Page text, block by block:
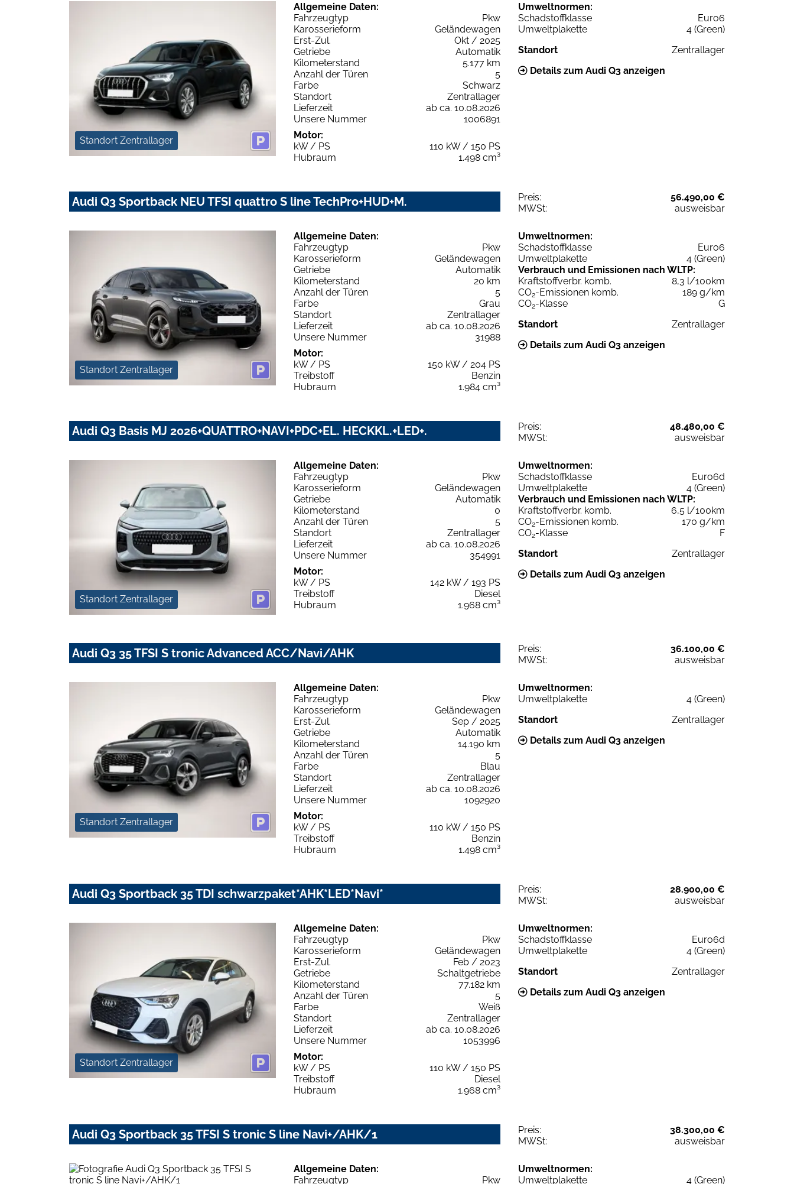
Standort Zentrallager
Allgemeine Daten:
Fahrzeugtyp
Pkw
Karosserieform
Geländewagen
Erst-Zul.
Okt / 2025
Getriebe
Automatik
Kilometerstand
5.177 km
Anzahl der Türen
5
Farbe
Schwarz
Standort
Zentrallager
Lieferzeit
ab ca. 10.08.2026
Unsere Nummer
1006891
Motor:
kW / PS
110 kW / 150 PS
Hubraum
1.498 cm³
Umweltnormen:
Schadstoffklasse
Euro6
Umweltplakette
4 (Green)
Standort
Zentrallager
Details zum Audi Q3 anzeigen
Audi Q3 Sportback NEU TFSI quattro S line TechPro+HUD+M. Preis:
56.490,00 €
MWSt:
ausweisbar
Standort Zentrallager
Allgemeine Daten:
Fahrzeugtyp
Pkw
Karosserieform
Geländewagen
Getriebe
Automatik
Kilometerstand
20 km
Anzahl der Türen
5
Farbe
Grau
Standort
Zentrallager
Lieferzeit
ab ca. 10.08.2026
Unsere Nummer
31988
Motor:
kW / PS
150 kW / 204 PS
Treibstoff
Benzin
Hubraum
1.984 cm³
Umweltnormen:
Schadstoffklasse
Euro6
Umweltplakette
4 (Green)
Verbrauch und Emissionen nach WLTP:
Kraftstoffverbr. komb.
8,3 l/100km
CO2-Emissionen komb.
189 g/km
CO2-Klasse
G
Standort
Zentrallager
Details zum Audi Q3 anzeigen
Audi Q3 Basis MJ 2026+QUATTRO+NAVI+PDC+EL. HECKKL.+LED+. Preis:
48.480,00 €
MWSt:
ausweisbar
Standort Zentrallager
Allgemeine Daten:
Fahrzeugtyp
Pkw
Karosserieform
Geländewagen
Getriebe
Automatik
Kilometerstand
0
Anzahl der Türen
5
Standort
Zentrallager
Lieferzeit
ab ca. 10.08.2026
Unsere Nummer
354991
Motor:
kW / PS
142 kW / 193 PS
Treibstoff
Diesel
Hubraum
1.968 cm³
Umweltnormen:
Schadstoffklasse
Euro6d
Umweltplakette
4 (Green)
Verbrauch und Emissionen nach WLTP:
Kraftstoffverbr. komb.
6,5 l/100km
CO2-Emissionen komb.
170 g/km
CO2-Klasse
F
Standort
Zentrallager
Details zum Audi Q3 anzeigen
Audi Q3 35 TFSI S tronic Advanced ACC/Navi/AHK Preis:
36.100,00 €
MWSt:
ausweisbar
Standort Zentrallager
Allgemeine Daten:
Fahrzeugtyp
Pkw
Karosserieform
Geländewagen
Erst-Zul.
Sep / 2025
Getriebe
Automatik
Kilometerstand
14.190 km
Anzahl der Türen
5
Farbe
Blau
Standort
Zentrallager
Lieferzeit
ab ca. 10.08.2026
Unsere Nummer
1092920
Motor:
kW / PS
110 kW / 150 PS
Treibstoff
Benzin
Hubraum
1.498 cm³
Umweltnormen:
Umweltplakette
4 (Green)
Standort
Zentrallager
Details zum Audi Q3 anzeigen
Audi Q3 Sportback 35 TDI schwarzpaket*AHK*LED*Navi* Preis:
28.900,00 €
MWSt:
ausweisbar
Standort Zentrallager
Allgemeine Daten:
Fahrzeugtyp
Pkw
Karosserieform
Geländewagen
Erst-Zul.
Feb / 2023
Getriebe
Schaltgetriebe
Kilometerstand
77.182 km
Anzahl der Türen
5
Farbe
Weiß
Standort
Zentrallager
Lieferzeit
ab ca. 10.08.2026
Unsere Nummer
1053996
Motor:
kW / PS
110 kW / 150 PS
Treibstoff
Diesel
Hubraum
1.968 cm³
Umweltnormen:
Schadstoffklasse
Euro6d
Umweltplakette
4 (Green)
Standort
Zentrallager
Details zum Audi Q3 anzeigen
Audi Q3 Sportback 35 TFSI S tronic S line Navi+/AHK/1 Preis:
38.300,00 €
MWSt:
ausweisbar
Allgemeine Daten:
Fahrzeugtyp
Pkw
Umweltnormen:
Umweltplakette
4 (Green)